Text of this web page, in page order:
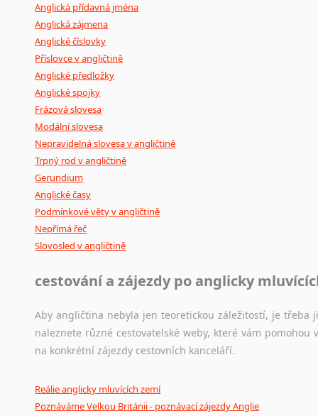
Anglická přídavná jména
Anglická zájmena
Anglické číslovky
Příslovce v angličtině
Anglické předložky
Anglické spojky
Frázová slovesa
Modální slovesa
Nepravidelná slovesa v angličtině
Trpný rod v angličtině
Gerundium
Anglické časy
Podmínkové věty v angličtině
Nepřímá řeč
Slovosled v angličtině
cestování a zájezdy po anglicky
Aby angličtina nebyla jen teoretickou záležitostí, je
naleznete různé cestovatelské weby, které vám
na konkrétní zájezdy cestovních kanceláří.
Reálie anglicky mluvících zemí
Poznáváme Velkou Británii - poznávací zájezdy Anglie